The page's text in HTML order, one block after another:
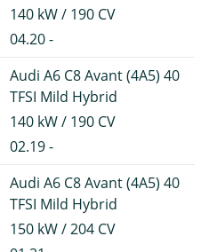
140 kW / 190 CV
04.20 -
Audi A6 C8 Avant (4A5) 40
TFSI Mild Hybrid
140 kW / 190 CV
02.19 -
Audi A6 C8 Avant (4A5) 40
TFSI Mild Hybrid
150 kW / 204 CV